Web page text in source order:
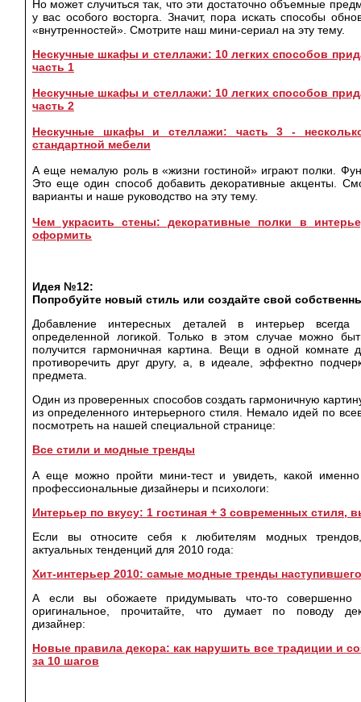
Но может случиться так, что эти достаточно объемные
у вас особого восторга. Значит, пора искать способы
«внутренностей». Смотрите наш мини-сериал на эту тему.
Нескучные шкафы и стеллажи: 10 легких способов
часть 1
Нескучные шкафы и стеллажи: 10 легких способов
часть 2
Нескучные шкафы и стеллажи: часть 3 -
стандартной мебели
А еще немалую роль в «жизни гостиной» играют полки.
Это еще один способ добавить декоративные акценты.
варианты и наше руководство на эту тему.
Чем украсить стены: декоративные полки в
оформить
Идея №12:
Попробуйте новый стиль или создайте свой
Добавление интересных деталей в интерьер всегда
определенной логикой. Только в этом случае можно
получится гармоничная картина. Вещи в одной
противоречить друг другу, а, в идеале, эффектно
предмета.
Один из проверенных способов создать гармоничную
из определенного интерьерного стиля. Немало идей по
посмотреть на нашей специальной странице:
Все стили и модные тренды
А еще можно пройти мини-тест и увидеть, какой
профессиональные дизайнеры и психологи:
Интерьер по вкусу: 1 гостиная + 3 современных стиля,
Если вы относите себя к любителям модных
актуальных тенденций для 2010 года:
Хит-интерьер 2010: самые модные тренды
А если вы обожаете придумывать что-то совершенно
оригинальное, прочитайте, что думает по поводу
дизайнер:
Новые правила декора: как нарушить все традиции и
за 10 шагов